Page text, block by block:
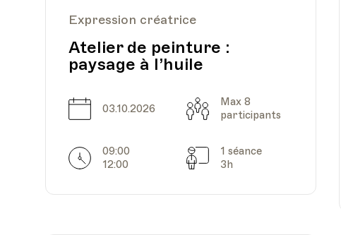
Date02.06.2022
Expression créatrice
Atelier de peinture :
paysage à l’huile
Date
03.10.2026 Capacité
Max 8
participants
Horarires
09:00
12:00
Séances
1 séance
3h